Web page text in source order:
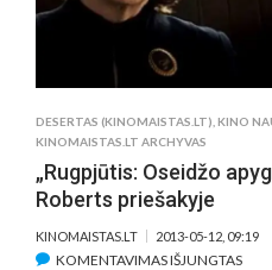
DESERTAS (KINOMAISTAS.LT) KINO
KINOMAISTAS.LT ARCHYVAS
„Rugpjūtis: Oseidžo
Roberts priešakyje
KINOMAISTAS.LT 2013-05-12, 09:19
KOMENTAVIMAS IŠJUNGTASĮRAŠE